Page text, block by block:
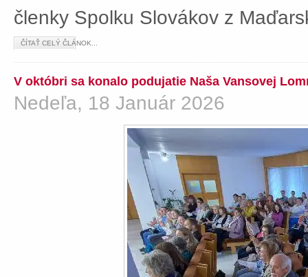
členky Spolku Slovákov z
ČÍTAŤ CELÝ ČLÁNOK...
V októbri sa konalo podujatie Naša Vansovej
Nedeľa, 18 Január 2026